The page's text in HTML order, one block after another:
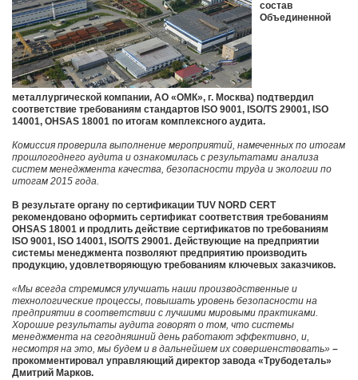
состав
Объединенной
металлургической компании, АО «ОМК», г. Москва) подтвердил
соответствие требованиям стандартов ISO 9001, ISO/ТS 29001, ISO
14001, OHSAS 18001 по итогам комплексного аудита.
Комиссия проверила выполнение мероприятий, намеченных по итогам
прошлогоднего аудита и ознакомилась с результатами анализа
систем менеджмента качества, безопасности труда и экологии по
итогам 2015 года.
В результате органу по сертификации TUV NORD CERT
рекомендовано оформить сертификат соответствия требованиям
OHSAS 18001 и продлить действие сертификатов по требованиям
ISO 9001, ISO 14001, ISO/ТS 29001. Действующие на предприятии
системы менеджмента позволяют предприятию производить
продукцию, удовлетворяющую требованиям ключевых заказчиков.
«Мы всегда стремимся улучшать наши производственные и
технологические процессы, повышать уровень безопасности на
предприятии в соответствии с лучшими мировыми практиками.
Хорошие результаты аудита говорят о том, что системы
менеджмента на сегодняшний день работают эффективно, и,
несмотря на это, мы будем и в дальнейшем их совершенствовать» –
прокомментировал управляющий директор завода «Трубодеталь»
Дмитрий Марков.